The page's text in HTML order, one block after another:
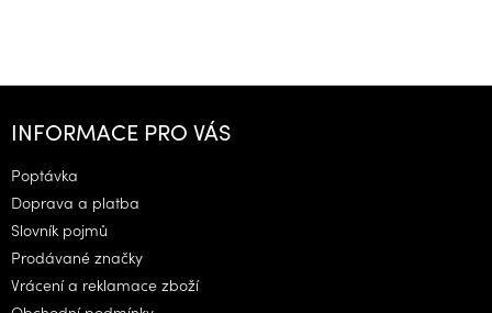
Z
INFORMACE PRO VÁS
Poptávka
Doprava a platba
Slovník pojmů
Prodávané značky
Vrácení a reklamace zboží